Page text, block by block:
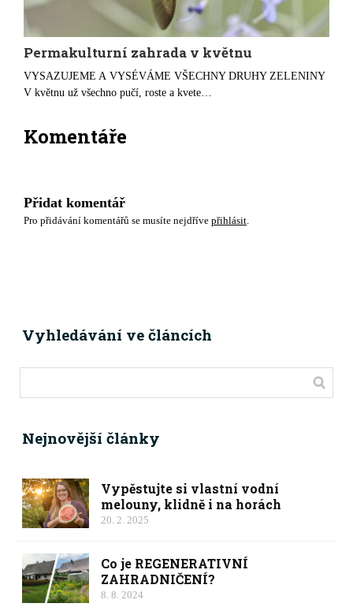
Permakulturní zahrada v květnu
VYSAZUJEME A VYSÉVÁME VŠECHNY DRUHY ZELENINY
V květnu už všechno pučí, roste a kvete…
Komentáře
Přidat komentář
Pro přidávání komentářů se musíte nejdříve přihlásit
Vyhledávání ve článcích
Nejnovější články
Vypěstujte si vlastní vodní
melouny, klidně i na horách
20. 2. 2025
Co je REGENERATIVNÍ
ZAHRADNIČENÍ?
8. 8. 2024